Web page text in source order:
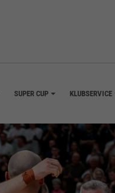
SUPER CUP KLUBSERVICE